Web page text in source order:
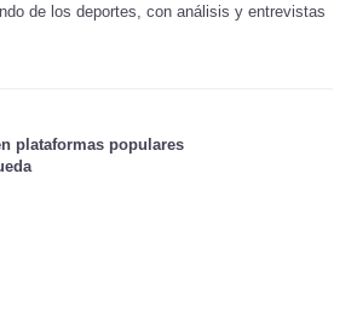
de los deportes, con análisis y entrevistas
plataformas populares